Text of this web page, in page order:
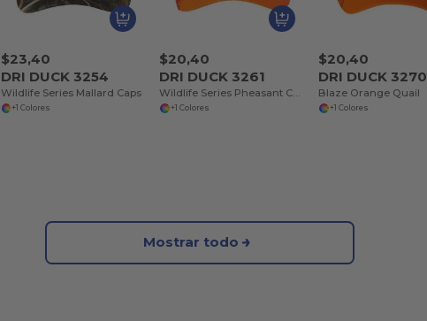
$23,40
DRI DUCK 3254
Wildlife Series Mallard Caps
+1 Colores
$20,40
DRI DUCK 3261
+1 Colores
$20,40
DRI DUCK 3270
Blaze Orange Quail
+1 Colores
Mostrar todo